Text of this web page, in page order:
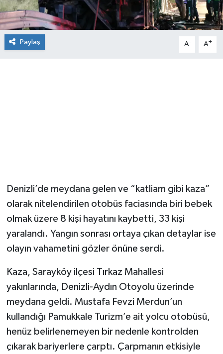
Paylaş A- A+
Denizli’de meydana gelen ve “katliam gibi kaza”
olarak nitelendirilen otobüs faciasında biri bebek
olmak üzere 8 kişi hayatını kaybetti, 33 kişi
yaralandı. Yangın sonrası ortaya çıkan detaylar ise
olayın vahametini gözler önüne serdi.
Kaza, Sarayköy ilçesi Tırkaz Mahallesi
yakınlarında, Denizli-Aydın Otoyolu üzerinde
meydana geldi. Mustafa Fevzi Merdun’un
kullandığı Pamukkale Turizm’e ait yolcu otobüsü,
henüz belirlenemeyen bir nedenle kontrolden
çıkarak bariyerlere çarptı. Çarpmanın etkisiyle